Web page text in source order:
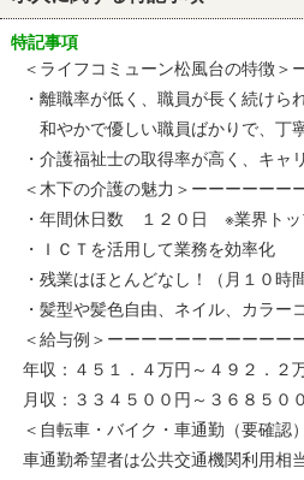
特記事項
＜ライフコミューン松風台の特徴＞
・離職率が低く、職員が長く続けら
和やかで優しい職員ばかりで、丁
・介護福祉士の取得率が高く、キャ
＜木下の介護の魅力＞ーーーーーー
・年間休日数 １２０日 ※業界トッ
・ＩＣＴを活用して業務を効率化
・残業はほとんどなし！（月１０時
・髪型や髪色自由、ネイル、カラー
＜給与例＞ーーーーーーーーーーー
年収：４５１．４万円～４９２．２
月収：３３４５００円～３６８５０
＜自転車・バイク・車通勤（要確認
車通勤希望者は公共交通機関利用相